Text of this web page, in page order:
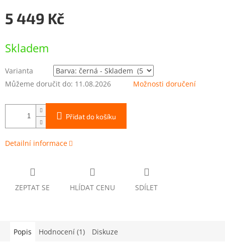
5 449 Kč
cena:
Skladem
Varianta
Můžeme doručit do: 11.08.2026 Možnosti doručení
Přidat do košíku
Detailní informace
ZEPTAT SE HLÍDAT CENU SDÍLET
Popis Hodnocení (1) Diskuze